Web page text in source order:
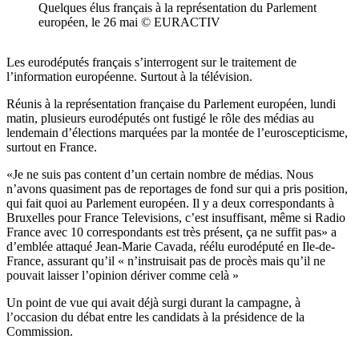
Quelques élus français à la représentation du Parlement
européen, le 26 mai © EURACTIV
Les eurodéputés français s’interrogent sur le traitement de
l’information européenne. Surtout à la télévision.
Réunis à la représentation française du Parlement européen, lundi
matin, plusieurs eurodéputés ont fustigé le rôle des médias au
lendemain d’élections marquées par la montée de l’euroscepticisme,
surtout en France.
«Je ne suis pas content d’un certain nombre de médias. Nous
n’avons quasiment pas de reportages de fond sur qui a pris position,
qui fait quoi au Parlement européen. Il y a deux correspondants à
Bruxelles pour France Televisions, c’est insuffisant, même si Radio
France avec 10 correspondants est très présent, ça ne suffit pas» a
d’emblée attaqué Jean-Marie Cavada, réélu eurodéputé en Ile-de-
France, assurant qu’il « n’instruisait pas de procès mais qu’il ne
pouvait laisser l’opinion dériver comme celà »
Un point de vue qui avait déjà surgi durant la campagne, à
l’occasion du débat entre les candidats à la présidence de la
Commission.